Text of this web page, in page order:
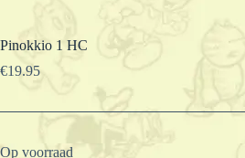
Pinokkio 1 HC
€19.95
Op voorraad